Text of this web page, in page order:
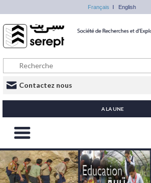
Français English
Contactez nous
A LA UNE